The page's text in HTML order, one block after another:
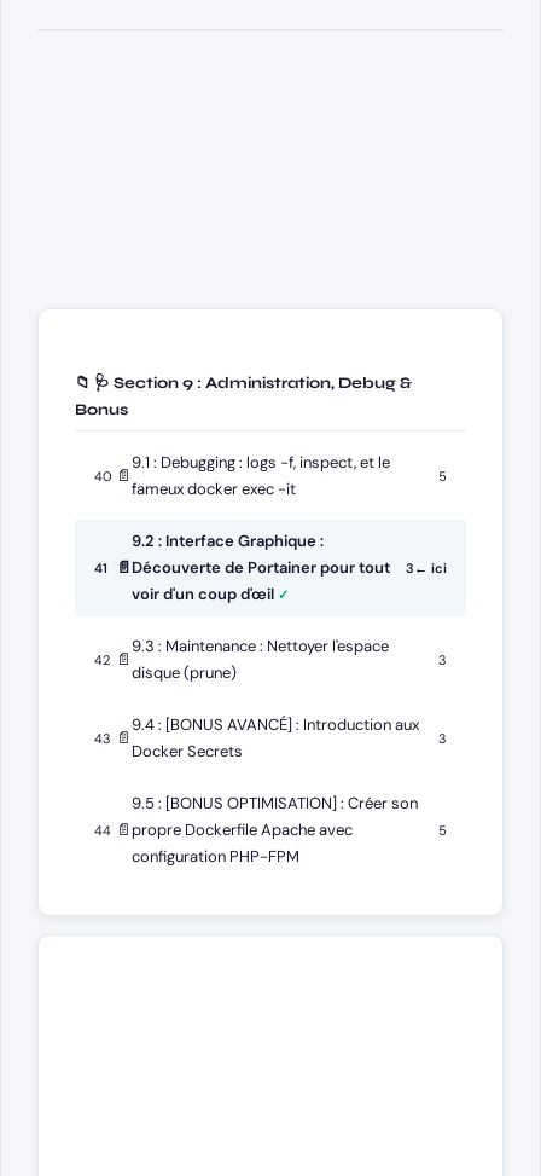
📁 🩺 Section 9 : Administration, Debug &
Bonus
40 📄
9.1 : Debugging : logs -f, inspect, et le
fameux docker exec -it
5
41 📄
9.2 : Interface Graphique :
Découverte de Portainer pour tout
voir d'un coup d'œil
3 ← ici
42 📄
9.3 : Maintenance : Nettoyer l'espace
disque (prune)
3
43 📄
9.4 : [BONUS AVANCÉ] : Introduction aux
Docker Secrets
3
44 📄
9.5 : [BONUS OPTIMISATION] : Créer son
propre Dockerfile Apache avec
configuration PHP-FPM
5